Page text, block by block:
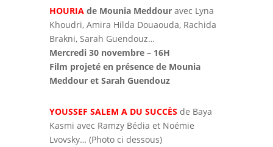
HOURIAde Mounia Meddour avec Lyna
Khoudri, Amira Hilda Douaouda, Rachida
Brakni, Sarah Guendouz…
Mercredi 30 novembre – 16H
Film projeté en présence de Mounia
Meddour et Sarah Guendouz
YOUSSEF SALEM A DU SUCCÈS de Baya
Kasmi avec Ramzy Bédia et Noémie
Lvovsky… (Photo ci dessous)